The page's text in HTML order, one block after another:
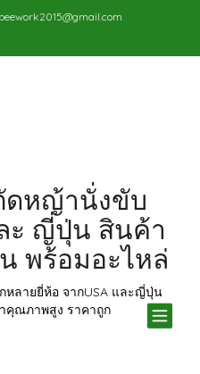
beework2015@gmail.com
ดหญ้านั่งขับ
ะ ญี่ปุ่น สินค้า
พร้อมอะไหล่
ลายยี่ห้อ จากUSA และญี่ปุ่น
คุณภาพสูง ราคาถูก